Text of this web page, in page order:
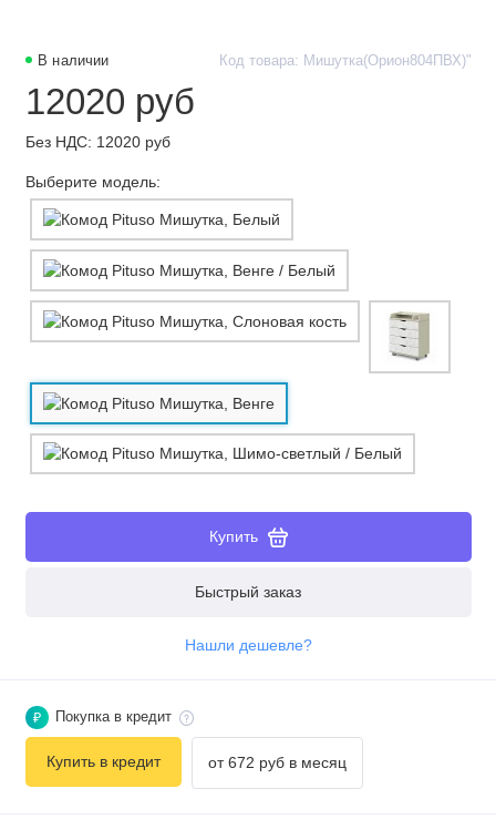
В наличии Код товара: Мишутка(Орион804ПВХ)"
12020 руб
Без НДС: 12020 руб
Выберите модель:
Купить
Быстрый заказ
Нашли дешевле?
₽ Покупка в кредит
Купить в кредит от 672 руб в месяц